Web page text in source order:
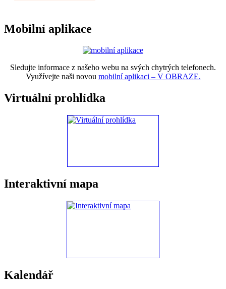
Mobilní aplikace
Sledujte informace z našeho webu na svých chytrých telefonech.
Využívejte naši novou mobilní aplikaci – V OBRAZE.
Virtuální prohlídka
Interaktivní mapa
Kalendář